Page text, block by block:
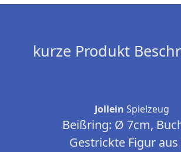
kurze Produkt
Jollein Spielzeug
Beißring: Ø 7cm,
Gestrickte Figur